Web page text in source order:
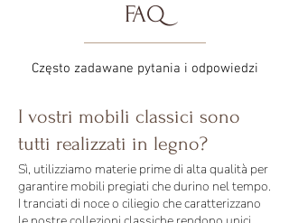
FAQ
Często zadawane pytania i odpowiedzi
I vostri mobili classici sono
tutti realizzati in legno?
Sì, utilizziamo materie prime di alta qualità per
garantire mobili pregiati che durino nel tempo.
I tranciati di noce o ciliegio che caratterizzano